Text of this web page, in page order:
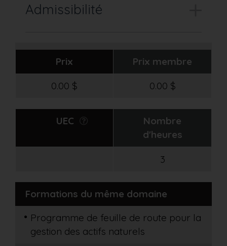
Admissibilité
Prix
Prix membre
0.00 $
0.00 $
UEC
Nombre
d'heures
3
Formations du même domaine
Programme de feuille de route pour la
gestion des actifs naturels